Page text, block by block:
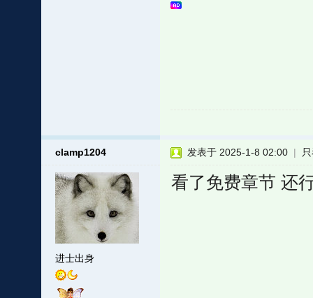
clamp1204
进士出身
发表于 2025-1-8 02:00 |
看了免费章节 还